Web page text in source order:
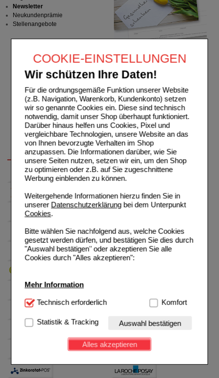
COOKIE-EINSTELLUNGEN
Wir schützen Ihre Daten!
Für die ordnungsgemäße Funktion unserer Website
(z.B. Navigation, Warenkorb, Kundenkonto) setzen
wir so genannte Cookies ein. Diese sind technisch
notwendig, damit unser Shop überhaupt funktioniert.
Darüber hinaus helfen uns Cookies, Pixel und
vergleichbare Technologien, unsere Website an das
von Ihnen bevorzugte Verhalten im Shop
anzupassen. Die Informationen darüber, wie Sie
unsere Seiten nutzen, setzen wir ein, um den Shop
zu optimieren oder z.B. auf Sie zugeschnittene
Werbung einblenden zu können.
Weitergehende Informationen hierzu finden Sie in
unserer Datenschutzerklärungbei dem Unterpunkt
Cookies.
Bitte wählen Sie nachfolgend aus, welche Cookies
gesetzt werden dürfen, und bestätigen Sie dies durch
"Auswahl bestätigen" oder akzeptieren Sie alle
Cookies durch "Alles akzeptieren":
Mehr Information
Technisch Notwendig:Hierbei handelt es sich um
Website notwendig sind (z.B. Navigation, Warenkorb,
Kundenkonto), weshalb auf diese nicht verzichtet
werden kann.
Einkaufserlebnis noch ansprechender zu gestalten,
beispielsweise für die Wiedererkennung des
Technisch erforderlich Komfort
Statistik & Tracking Auswahl bestätigen
Alles akzeptieren
Newsletter
Neukundenprämie
Stellenangebote